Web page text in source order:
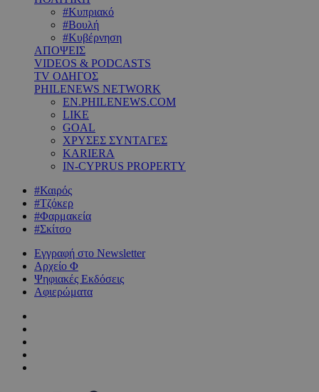
#Κυπριακό
#Βουλή
#Κυβέρνηση
ΑΠΟΨΕΙΣ
VIDEOS & PODCASTS
TV ΟΔΗΓΟΣ
PHILENEWS NETWORK
EN.PHILENEWS.COM
LIKE
GOAL
ΧΡΥΣΕΣ ΣΥΝΤΑΓΕΣ
KARIERA
IN-CYPRUS PROPERTY
#Καιρός
#Τζόκερ
#Φαρμακεία
#Σκίτσο
Εγγραφή στο Newsletter
Αρχείο Φ
Ψηφιακές Εκδόσεις
Αφιερώματα